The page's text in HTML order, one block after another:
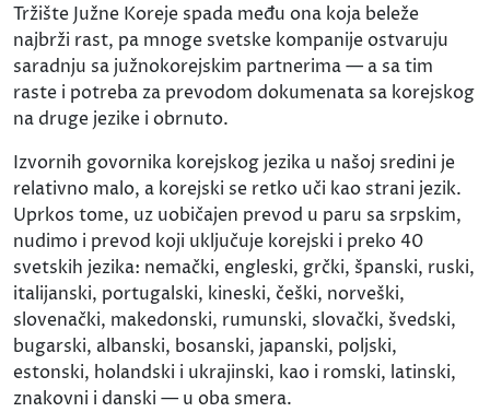
Tržište Južne Koreje spada među ona koja beleže
najbrži rast, pa mnoge svetske kompanije ostvaruju
saradnju sa južnokorejskim partnerima — a sa tim
raste i potreba za prevodom dokumenata sa korejskog
na druge jezike i obrnuto.
Izvornih govornika korejskog jezika u našoj sredini je
relativno malo, a korejski se retko uči kao strani jezik.
Uprkos tome, uz uobičajen prevod u paru sa srpskim,
nudimo i prevod koji uključuje korejski i preko 40
svetskih jezika: nemački, engleski, grčki, španski, ruski,
italijanski, portugalski, kineski, češki, norveški,
slovenački, makedonski, rumunski, slovački, švedski,
bugarski, albanski, bosanski, japanski, poljski,
estonski, holandski i ukrajinski, kao i romski, latinski,
znakovni i danski — u oba smera.